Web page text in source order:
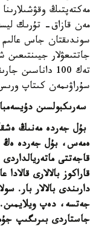
مەكتەپتىڭ
مەن قازاق- تۇرىك
سوندىقتان جاس عالىم
جاتتىعۋلار
تەك 100
سۇراۋىمەن كىتاپ
سەرىكبولسىن
بۇل جەردە مەنىڭ
ەمەس، بۇل جەردە ەڭ
قاجەتتى
قاراكوز بالالارى
دارىندى بالالار بار.
جەتسە، دەپ ويلايمىن.
جاستاردى بىرىگىپ